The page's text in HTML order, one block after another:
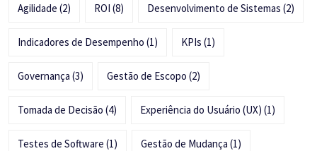
Agilidade (2) ROI (8) Desenvolvimento de Sistemas (2)
Indicadores de Desempenho (1) KPIs (1)
Governança (3) Gestão de Escopo (2)
Tomada de Decisão (4) Experiência do Usuário (UX) (1)
Testes de Software (1) Gestão de Mudança (1)